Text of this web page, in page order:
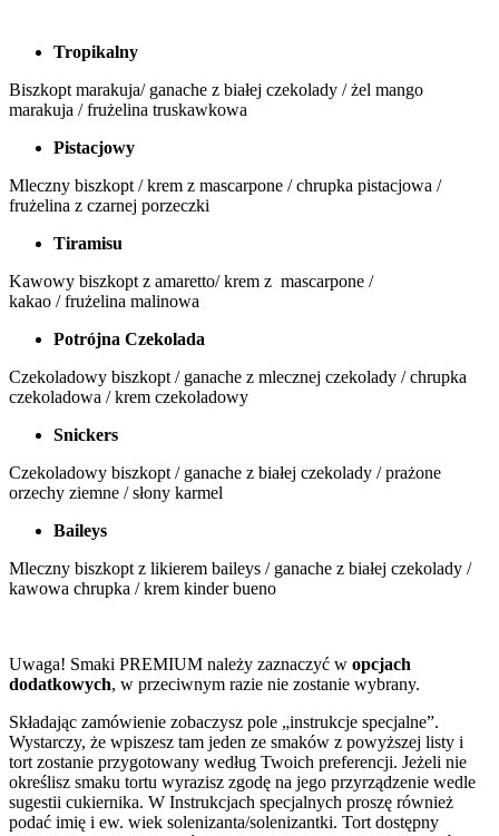
Tropikalny
Biszkopt marakuja/ ganache z białej czekolady / żel mango
marakuja / frużelina truskawkowa
Pistacjowy
Mleczny biszkopt / krem z mascarpone / chrupka pistacjowa /
frużelina z czarnej porzeczki
Tiramisu
Kawowy biszkopt z amaretto/ krem z mascarpone /
kakao / frużelina malinowa
Potrójna Czekolada
Czekoladowy biszkopt / ganache z mlecznej czekolady / chrupka
czekoladowa / krem czekoladowy
Snickers
Czekoladowy biszkopt / ganache z białej czekolady / prażone
orzechy ziemne / słony karmel
Baileys
Mleczny biszkopt z likierem baileys / ganache z białej czekolady /
kawowa chrupka / krem kinder bueno
Uwaga! Smaki PREMIUM należy zaznaczyć w opcjach
dodatkowych, w przeciwnym razie nie zostanie wybrany.
Składając zamówienie zobaczysz pole „instrukcje specjalne”.
Wystarczy, że wpiszesz tam jeden ze smaków z powyższej listy i
tort zostanie przygotowany według Twoich preferencji. Jeżeli nie
określisz smaku tortu wyrazisz zgodę na jego przyrządzenie wedle
sugestii cukiernika. W Instrukcjach specjalnych proszę również
podać imię i ew. wiek solenizanta/solenizantki. Tort dostępny